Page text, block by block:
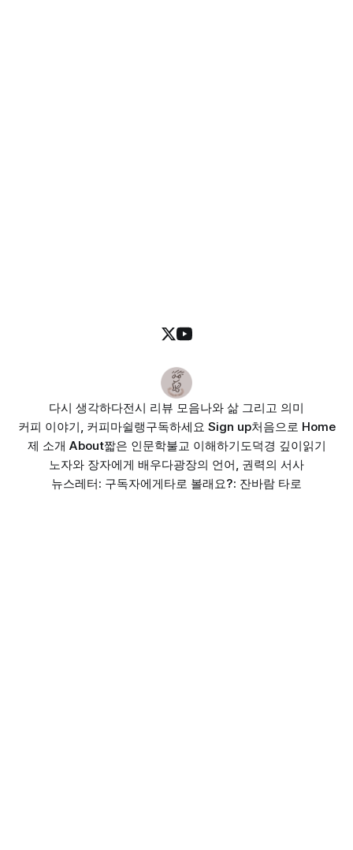
다시 생각하다전시 리뷰 모음나와 삶 그리고 의미
커피 이야기, 커피마쉴랭구독하세요 Sign up처음으로 Home
제 소개 About짧은 인문학불교 이해하기도덕경 깊이읽기
노자와 장자에게 배우다광장의 언어, 권력의 서사
뉴스레터: 구독자에게타로 볼래요?: 잔바람 타로